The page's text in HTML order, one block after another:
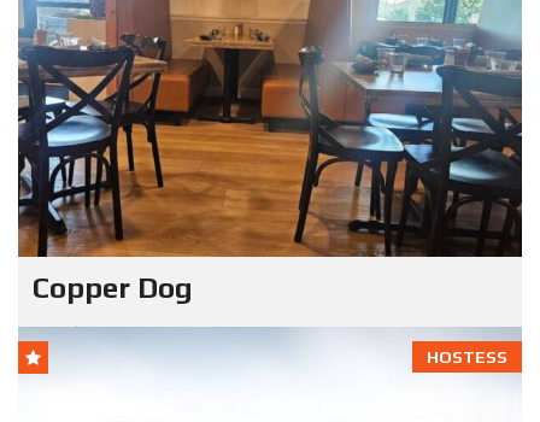
Copper Dog
8,00$
HOSTESS